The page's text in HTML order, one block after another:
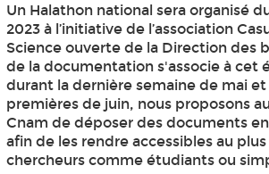
Un Halathon national sera organisé
2023 à l’initiative de l’association
Science ouverte de la Direction des
de la documentation s'associe à cet
durant la dernière semaine de mai et
premières de juin, nous proposons
Cnam de déposer des documents
afin de les rendre accessibles au
chercheurs comme étudiants ou